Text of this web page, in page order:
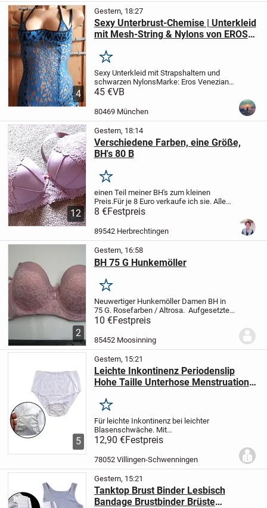
4
Gestern, 18:27
Sexy Unterbrust-Chemise | Unterkleid
mit Mesh-String & Nylons von EROS
Merken
Sexy Unterkleid mit Strapshaltern und
schwarzen NylonsMarke: Eros Veneziani |
ItalienGröße: M
Polyurethan- ausgeflockter Leoprint mit
45 €VB
80469 München
12
Gestern, 18:14
Verschiedene Farben, eine Größe,
BH's 80 B
Merken
einen Teil meiner BH's zum kleinen
Preis.Für je 8 Euro verkaufe ich sie. Alle
neu, in Größe 80 B
Übergabe
8 €Festpreis
89542 Herbrechtingen
2
Gestern, 16:58
BH 75 G Hunkemöller
Merken
Neuwertiger Hunkemöller Damen BH in
75 G. Rosefarben / Altrosa. Aufgesetzte
Spitze. Keine Beschädigungen
feststellbar, ohne Makel, wäre
abzugeben. Wäscheetikett noch dran. Ich
biete aktuell nur...
10 €Festpreis
85452 Moosinning
5
Gestern, 15:21
Leichte Inkontinenz Periodenslip
Hohe Taille Unterhose Menstruation
Merken
Für leichte Inkontinenz bei leichter
Blasenschwäche. Mit
feuchtigkeitsundurchlässig
eingearbeiteter Saugeinlage.
Nässesperre,angenehmes Tragegefühl
und wunderschönem glänzendem...
12,90 €Festpreis
78052 Villingen-Schwenningen
Gestern, 15:21
Tanktop Brust Binder Lesbisch
Bandage Brustbinder Brüste